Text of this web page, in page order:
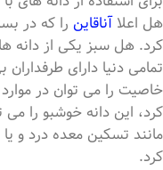
هل اعلاآناقاین
کرد. هل سبز یکی از دانه
تمامی دنیا دارای
خاصیت را می توان در
کرد، این دانه خوشبو را
مانند تسکین معده درد و
کرد.